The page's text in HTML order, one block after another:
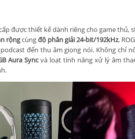
được thiết kế dành riêng cho game thủ,
rộngcùngđộ phân giải 24-bit/192kHz,
đến thu âm giọng nói. Không chỉ
Aura Syncvà loạt tính năng xử lý âm